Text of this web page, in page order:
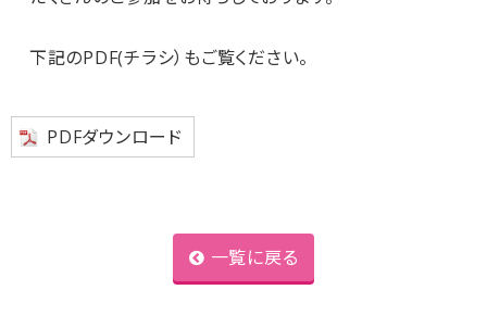
下記のPDF(チラシ）もご覧ください。
PDFダウンロード
一覧に戻る